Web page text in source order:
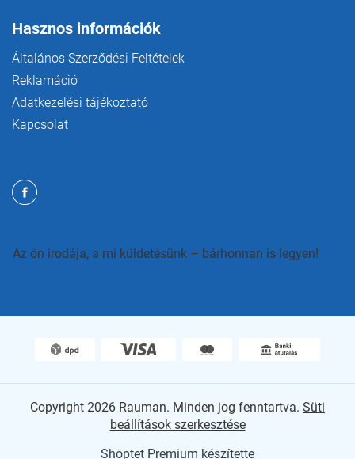
Hasznos információk
Általános Szerződési Feltételek
Reklamáció
Adatkezelési tájékoztató
Kapcsolat
Az ön irodája, a mi küldetésünk – bárhonnan is legyen!
Shoptet Premium készítette
Copyright 2026 Rauman. Minden jog fenntartva. Süti
beállítások szerkesztése